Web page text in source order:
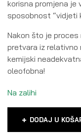
korisna promjena je
sposobnost “vidjeti
Nakon što je
pretvara iz relativno
kemijski
oleofobna!
Na zalihi
DODAJ U